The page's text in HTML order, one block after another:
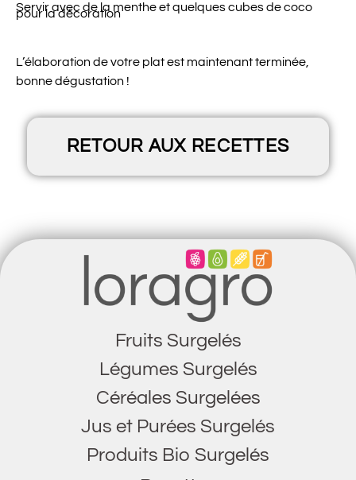
Servir avec de la menthe et quelques cubes de coco
pour la décoration
L’élaboration de votre plat est maintenant terminée,
bonne dégustation !
RETOUR AUX RECETTES
Fruits Surgelés
Légumes Surgelés
Céréales Surgelées
Jus et Purées Surgelés
Produits Bio Surgelés